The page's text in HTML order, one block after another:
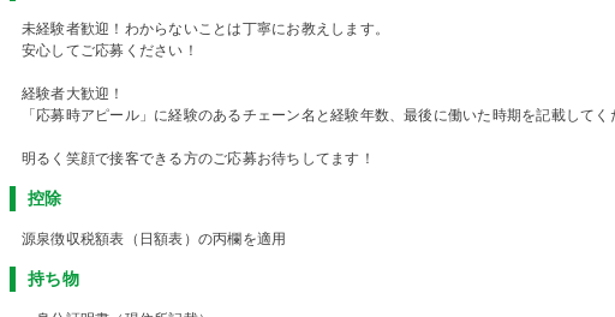
未経験者歓迎！わからないことは丁寧にお教えします。
安心してご応募ください！
経験者大歓迎！
「応募時アピール」に経験のあるチェーン名と経験年数、最後に働いた時期を記載してく
明るく笑顔で接客できる方のご応募お待ちしてます！
控除
源泉徴収税額表（日額表）の丙欄を適用
持ち物